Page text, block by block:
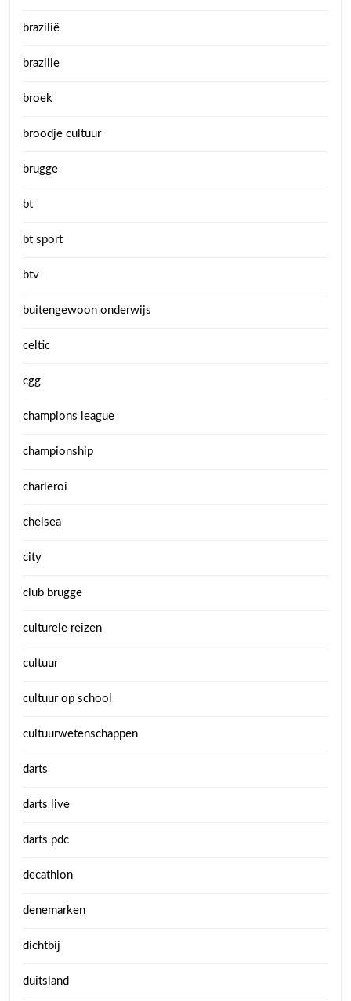
brazilië
brazilie
broek
broodje cultuur
brugge
bt
bt sport
btv
buitengewoon onderwijs
celtic
cgg
champions league
championship
charleroi
chelsea
city
club brugge
culturele reizen
cultuur
cultuur op school
cultuurwetenschappen
darts
darts live
darts pdc
decathlon
denemarken
dichtbij
duitsland